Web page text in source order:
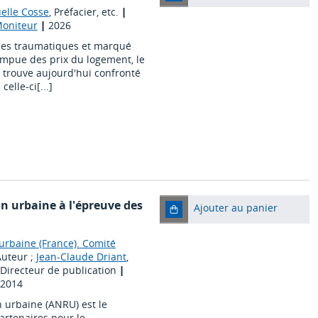
Cosse, Préfacier, etc. |
| 2026
traumatiques et marqué
des prix du logement, le
aujourd'hui confronté
ci[...]
urbaine à l'épreuve des
(France). Comité
; Jean-Claude Driant,
de publication |
(ANRU) est le
Ajouter au panier